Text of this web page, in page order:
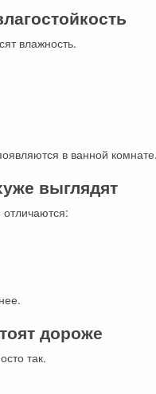
влажность.
в ванной
выглядят
дороже
так.